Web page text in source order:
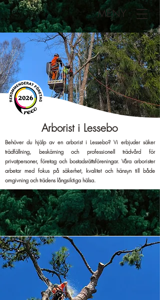
MENY
Arborist i Lessebo
Behöver du hjälp av en arborist i Lessebo? Vi erbjuder säker
trädfällning, beskärning och professionell trädvård för
privatpersoner, företag och bostadsrättsföreningar. Våra arborister
arbetar med fokus på säkerhet, kvalitet och hänsyn till både
omgivning och trädens långsiktiga hälsa.